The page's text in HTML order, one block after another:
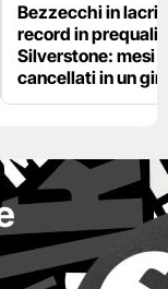
Bezzecchi in
record in
Silverstone: mesi
cancellati in un